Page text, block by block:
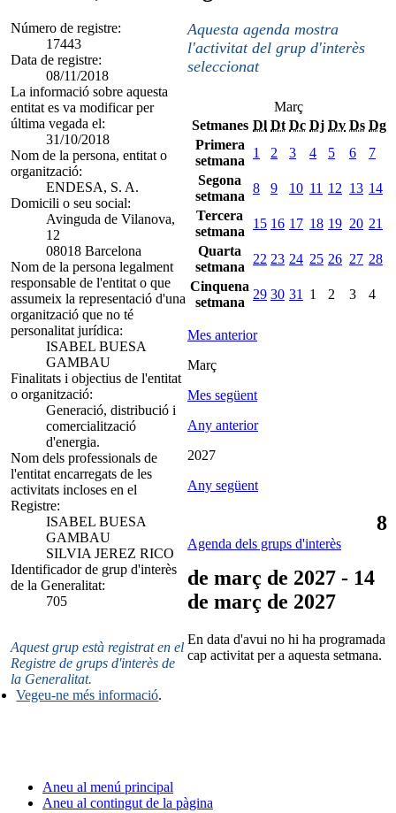
Número de registre:
17443
Data de registre:
08/11/2018
La informació sobre aquesta
entitat es va modificar per
última vegada el:
31/10/2018
Nom de la persona, entitat o
organització:
ENDESA, S. A.
Domicili o seu social:
Avinguda de Vilanova,
12
08018 Barcelona
Nom de la persona legalment
responsable de l'entitat o que
assumeix la representació d'una
organització que no té
personalitat jurídica:
ISABEL BUESA
GAMBAU
Finalitats i objectius de l'entitat
o organització:
Generació, distribució i
comercialització
d'energia.
Nom dels professionals de
l'entitat encarregats de les
activitats incloses en el
Registre:
ISABEL BUESA
GAMBAU
SILVIA JEREZ RICO
Identificador de grup d'interès
de la Generalitat:
705
Aquest grup està registrat en el
Registre de grups d'interès de
la Generalitat.
Vegeu-ne més informació.
Aquesta agenda mostra
l'activitat del grup d'interès
seleccionat
Març
Setmanes Dl Dt Dc Dj Dv Ds Dg
Primera
setmana
1 2 3 4 5 6
7
Segona
setmana
8 9 10 11 12 13 14
Tercera
setmana
15 16 17 18 19 20 21
Quarta
setmana
22 23 24 25 26 27 28
Cinquena
setmana
29 30 31 1 2 3 4
Mes anterior
Març
Mes següent
Any anterior
2027
Any següent
Agenda dels grups d'interès
8
de març de 2027 - 14
de març de 2027
En data d'avui no hi ha programada
cap activitat per a aquesta setmana.
Aneu al menú principal
Aneu al contingut de la pàgina